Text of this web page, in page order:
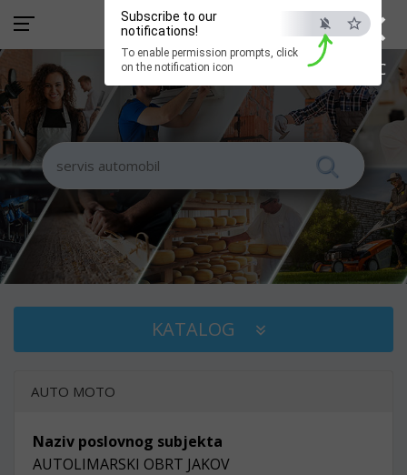
×
ESC
Subscribe to our
notifications!
To enable permission prompts, click
on the notification icon
KATALOG
AUTO MOTO
Naziv poslovnog subjekta
AUTOLIMARSKI OBRT JAKOV